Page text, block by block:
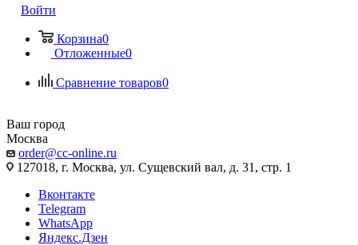
Войти
Корзина0
Отложенные0
Сравнение товаров0
Ваш город
Москва
order@cc-online.ru
127018, г. Москва, ул. Сущевский вал, д. 31, стр. 1
Вконтакте
Telegram
WhatsApp
Яндекс.Дзен